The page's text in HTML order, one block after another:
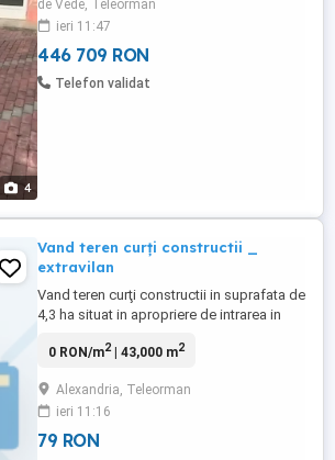
4
maximă, flux intens de pietoni. Dotări:
Spațiul este dotat ...
de Vede, Teleorman
ieri 11:47
446 709 RON
Telefon validat
Vand teren curţi constructii _
extravilan
Vand teren curţi constructii in suprafata de
4,3 ha situat in apropriere de intrarea in
Bucuresti Alexandria, km 6 . Terenul are o
300 metri liniari pe latura estica la un drum
de exploatare. Dispune de un bazin ...
0 RON/m2| 43,000 m2
Alexandria, Teleorman
ieri 11:16
79 RON